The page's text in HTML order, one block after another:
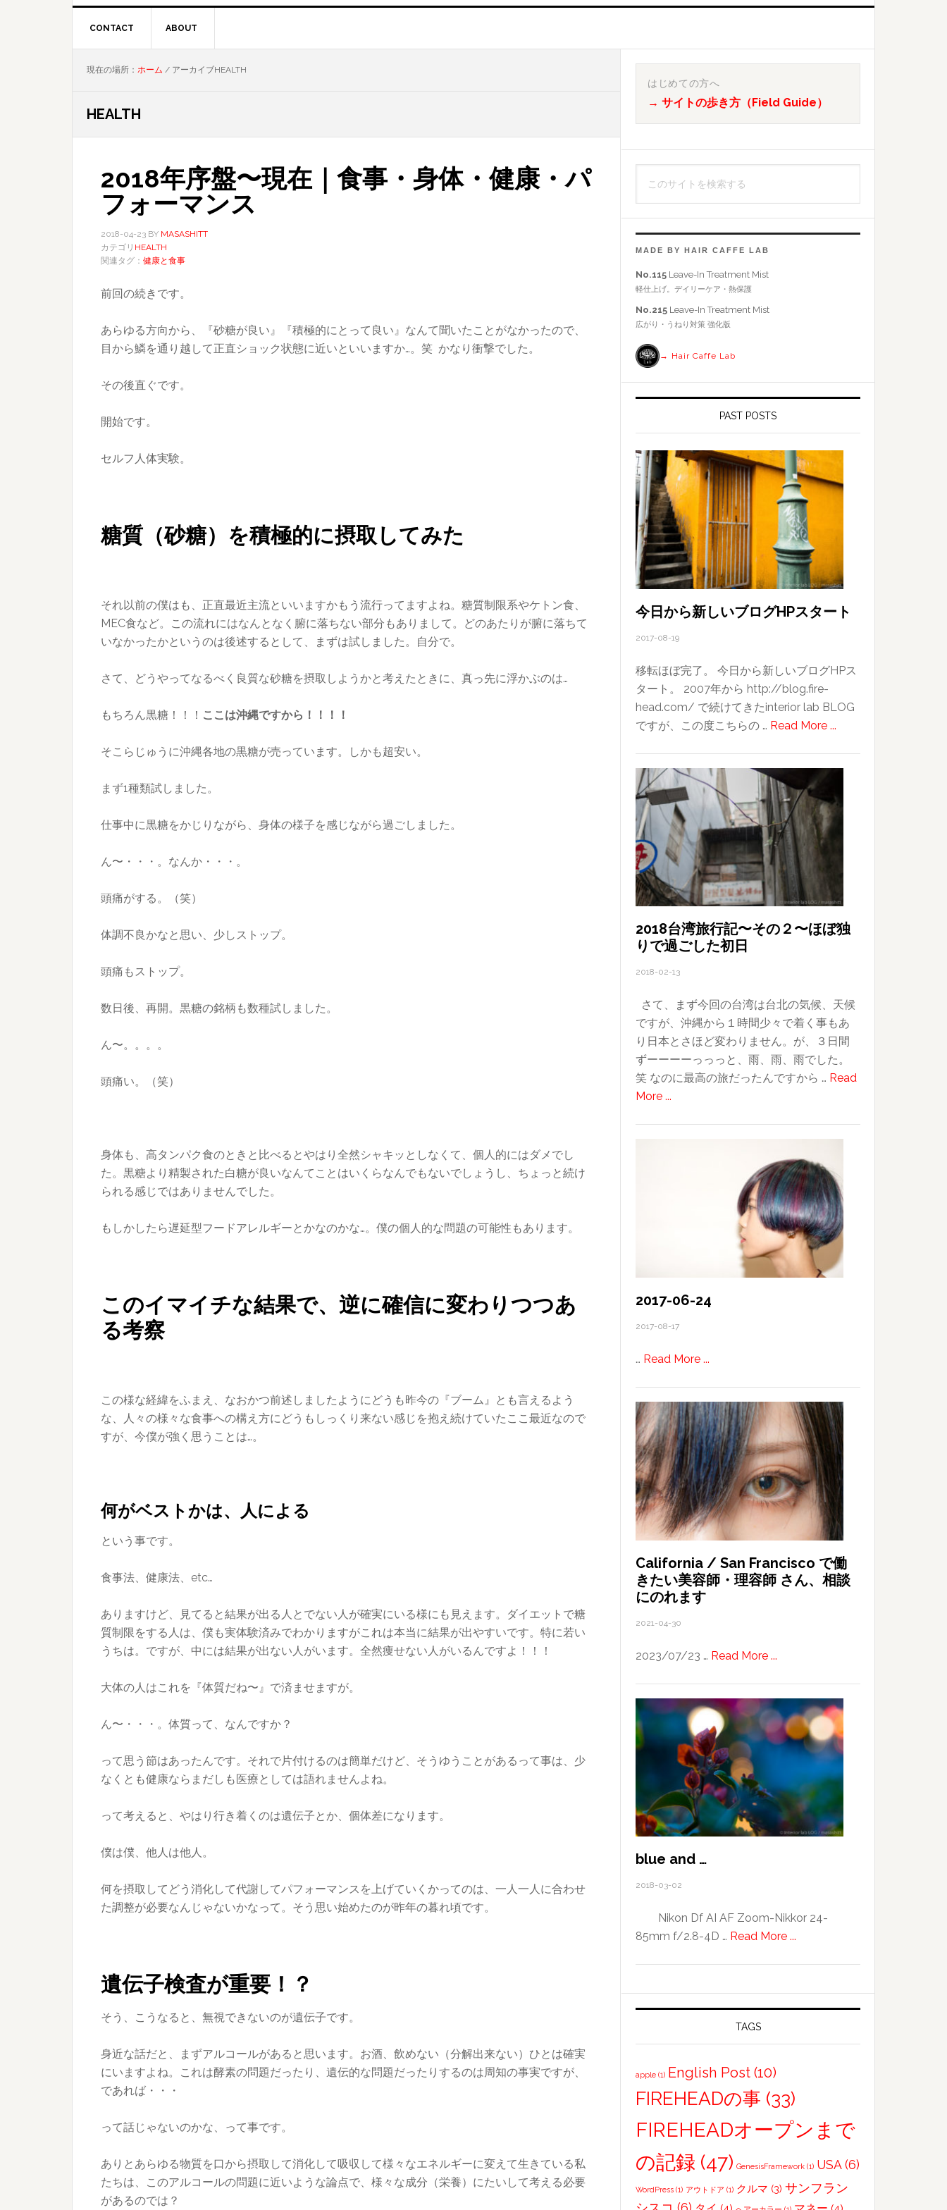
CONTACT ABOUT
現在の場所： ホーム / アーカイブHEALTH
HEALTH
2018年序盤〜現在｜食事・身体・健康・パ
フォーマンス
2018-04-23 BY MASASHITT
カテゴリ HEALTH
関連タグ： 健康と食事
前回の続きです。
あらゆる方向から、『砂糖が良い』『積極的にとって良い』なんて聞いたことがなかったので、
目から鱗を通り越して正直ショック状態に近いといいますか…。笑 かなり衝撃でした。
その後直ぐです。
開始です。
セルフ人体実験。
糖質（砂糖）を積極的に摂取してみた
それ以前の僕はも、正直最近主流といいますかもう流行ってますよね。糖質制限系やケトン食、
MEC食など。この流れにはなんとなく腑に落ちない部分もありまして。どのあたりが腑に落ちて
いなかったかというのは後述するとして、まずは試しました。自分で。
さて、どうやってなるべく良質な砂糖を摂取しようかと考えたときに、真っ先に浮かぶのは…
もちろん黒糖！！！ ここは沖縄ですから！！！！
そこらじゅうに沖縄各地の黒糖が売っています。しかも超安い。
まず1種類試しました。
仕事中に黒糖をかじりながら、身体の様子を感じながら過ごしました。
ん〜・・・。なんか・・・。
頭痛がする。（笑）
体調不良かなと思い、少しストップ。
頭痛もストップ。
数日後、再開。黒糖の銘柄も数種試しました。
ん〜。。。。
頭痛い。（笑）
身体も、高タンパク食のときと比べるとやはり全然シャキッとしなくて、個人的にはダメでし
た。黒糖より精製された白糖が良いなんてことはいくらなんでもないでしょうし、ちょっと続け
られる感じではありませんでした。
もしかしたら遅延型フードアレルギーとかなのかな…。僕の個人的な問題の可能性もあります。
このイマイチな結果で、逆に確信に変わりつつあ
る考察
この様な経緯をふまえ、なおかつ前述しましたようにどうも昨今の『ブーム』とも言えるよう
な、人々の様々な食事への構え方にどうもしっくり来ない感じを抱え続けていたここ最近なので
すが、今僕が強く思うことは…。
何がベストかは、人による
という事です。
食事法、健康法、etc…
ありますけど、見てると結果が出る人とでない人が確実にいる様にも見えます。ダイエットで糖
質制限をする人は、僕も実体験済みでわかりますがこれは本当に結果が出やすいです。特に若い
うちは。ですが、中には結果が出ない人がいます。全然痩せない人がいるんですよ！！！
大体の人はこれを『体質だね〜』で済ませますが。
ん〜・・・。体質って、なんですか？
って思う節はあったんです。それで片付けるのは簡単だけど、そうゆうことがあるって事は、少
なくとも健康ならまだしも医療としては語れませんよね。
って考えると、やはり行き着くのは遺伝子とか、個体差になります。
僕は僕、他人は他人。
何を摂取してどう消化して代謝してパフォーマンスを上げていくかってのは、一人一人に合わせ
た調整が必要なんじゃないかなって。そう思い始めたのが昨年の暮れ頃です。
遺伝子検査が重要！？
そう、こうなると、無視できないのが遺伝子です。
身近な話だと、まずアルコールがあると思います。お酒、飲めない（分解出来ない）ひとは確実
にいますよね。これは酵素の問題だったり、遺伝的な問題だったりするのは周知の事実ですが、
であれば・・・
って話じゃないのかな、って事です。
ありとあらゆる物質を口から摂取して消化して吸収して様々なエネルギーに変えて生きている私
たちは、このアルコールの問題に近いような論点で、様々な成分（栄養）にたいして考える必要
があるのでは？
最
イ
バ
ー
はじめての方へ
→ サイトの歩き方（Field Guide）
ト
検
す
MADE BY HAIR CAFFE LAB
No.115 Leave-In Treatment Mist
軽仕上げ。デイリーケア・熱保護
No.215 Leave-In Treatment Mist
広がり・うねり対策 強化版
→ Hair Caffe Lab
PAST POSTS
今日から新しいブログHPスタート
2017-08-19
移転ほぼ完了。 今日から新しいブログHPス
タート。 2007年から http://blog.fire-
head.com/ で続けてきたinterior lab BLOG
ですが、この度こちらの … Read More ...
ら
グ
HP
ト
2018台湾旅行記〜その２〜ほぼ独
りで過ごした初日
2018-02-13
さて、まず今回の台湾は台北の気候、天候
ですが、沖縄から１時間少々で着く事もあ
り日本とさほど変わりません。が、３日間
ずーーーーっっっと、雨、雨、雨でした。
笑 なのに最高の旅だったんですから … Read
More ...
ぼ
り
で
ご
し
た
初
日
2017-06-24
2017-08-17
… Read More ...
24
California / San Francisco で働
きたい美容師・理容師 さん、相談
にのれます
2021-04-30
2023/07/23 … Read More ...
San
Francisco
で
き
た
い
美
容
ん、
す
blue and …
2018-03-02
Nikon Df AI AF Zoom-Nikkor 24-
85mm f/2.8-4D … Read More ...
…
TAGS
apple (1) English Post (10)
FIREHEADの事 (33)
FIREHEADオープンまで
の記録 (47) GenesisFramework (1) USA(6)
WordPress (1) アウトドア (1) クルマ (3) サンフラン